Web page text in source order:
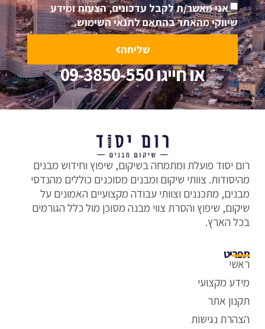
אני מאשר/ת לקבל עדכונים, הצעות ומידע
שיווקי מהאתר בהתאם לתנאי השימוש.
שליחה
או חייגו 09-3850-550
רום יסוד פועלת ומתמחה בשיקום, שיפוץ וחידוש מבנים
מהיסודות. צוותי שיקום ומבנים מסוכנים כוללים מהנדסי
מבנים, מתכננים וצוותי עבודה מקצועיים האמונים על
שיקום, שיפוץ והסרת צווי מבנה מסוכן מול כלל הגורמים
בכל הארץ.
תפריט
ראשי
מידע מקצועי
תקנון אתר
הצהרת נגישות